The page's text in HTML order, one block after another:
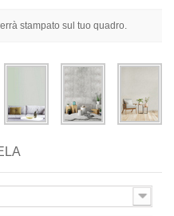
stampato sul tuo quadro.